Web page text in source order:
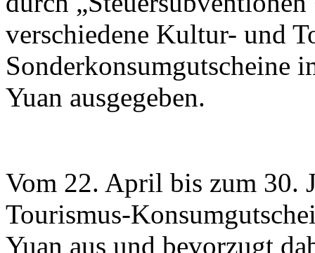
verschiedene Kultur- und
Sonderkonsumgutscheine
Yuan ausgegeben.
Vom 22. April bis zum 30.
Tourismus-
Yuan aus und bevorzugt